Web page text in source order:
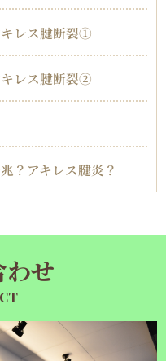
キレス腱断裂①
キレス腱断裂②
？アキレス腱炎？
わせ